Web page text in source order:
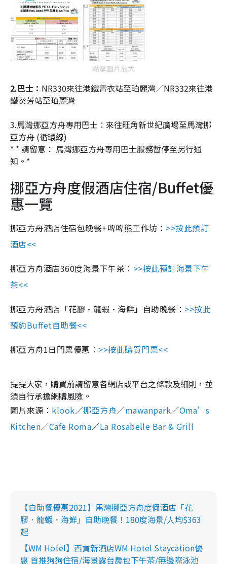
點擊圖片放大
2.巴士： NR330來往港鐵青衣站至珀麗灣／NR332來往港
鐵葵芳站至珀麗灣
3.馬灣挪亞方舟專用巴士： 來往旺角新世紀廣場至馬灣挪
亞方舟 (循環線)
* * 請留意： 馬灣挪亞方舟專用巴士服務暫停至另行通
知。*
挪亞方舟度假酒店住宿/Buffet優
惠一覽
挪亞方舟酒店住宿包晚餐+啤啤熊工作坊： >>按此預訂
酒店<<
挪亞方舟酒店360度海景下午茶： >>按此預訂海景下午
茶<<
挪亞方舟酒店 「花膠 • 龍蝦 • 海鮮」自助晚餐： >>按此
預約Buffet自助餐<<
挪亞方舟1日門票優惠： >>按此購買門票<<
提提大家，購買前請留意各網店或平台之條款及細則，並
須自行承擔網購風險。
圖片來源： klook／挪亞方舟／mawanpark／Oma’s
Kitchen／Cafe Roma／La Rosabelle Bar & Grill
【自助餐優惠2021】馬灣挪亞方舟度假酒店「花
膠．龍蝦．海鮮」自助晚餐！180度海景/人均$363
起
【WM Hotel】西貢新酒店WM Hotel Staycation優
惠 首推狗狗住宿/海景露台房包下午茶/無邊際泳池